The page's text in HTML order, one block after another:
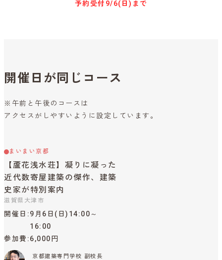
予約受付 9/6(日)まで
開催日が同じコース
※午前と午後のコースは
アクセスがしやすいように設定しています。
まいまい京都
【蘆花浅水荘】凝りに凝った
近代数寄屋建築の傑作、建築
史家が特別案内
滋賀県大津市
開催日
9月6日(日)14:00～
16:00
参加費 6,000円
京都建築専門学校 副校長